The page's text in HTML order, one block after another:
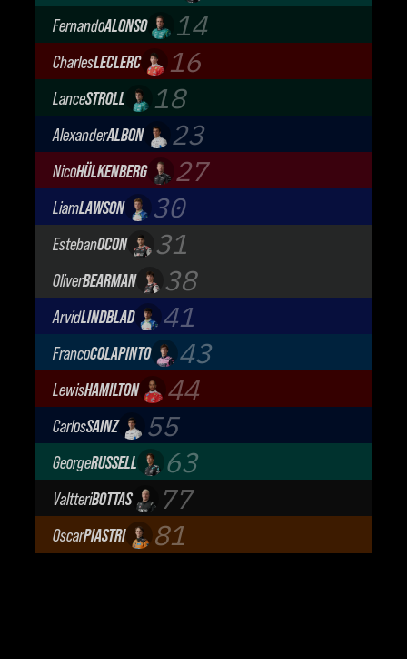
Mercedes-AMG Petronas F1 Team
FernandoALONSO 14
Aston Martin Aramco F1 Team
CharlesLECLERC 16
Scuderia Ferrari
LanceSTROLL 18
Aston Martin Aramco F1 Team
AlexanderALBON 23
Atlassian Williams F1 Team
NicoHÜLKENBERG 27
Audi Revolut F1 Team
LiamLAWSON 30
Visa Cash App Racing Bulls
EstebanOCON 31
TGR Haas F1 Team
OliverBEARMAN 38
TGR Haas F1 Team
ArvidLINDBLAD 41
Visa Cash App Racing Bulls
FrancoCOLAPINTO 43
BWT Alpine Formula One Team
LewisHAMILTON 44
Scuderia Ferrari
CarlosSAINZ 55
Atlassian Williams F1 Team
GeorgeRUSSELL 63
Mercedes-AMG Petronas F1 Team
ValtteriBOTTAS 77
Cadillac Formula 1 Team
OscarPIASTRI 81